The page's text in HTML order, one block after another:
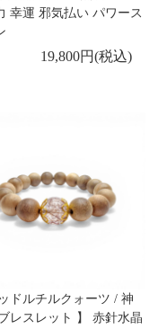
幸運 邪気払い パワース
19,800円(税込)
ッドルチルクォーツ / 神
レスレット 】 赤針水晶